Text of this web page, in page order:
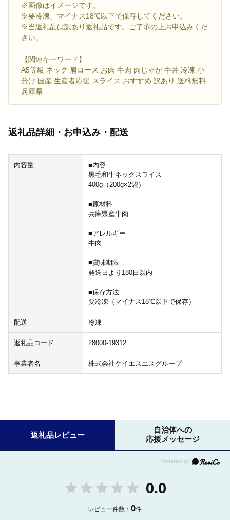
※画像はイメージです。
※要冷凍、マイナス18℃以下で保存してください。
※当返礼品は訳あり返礼品です。ご了承の上お申込みくだ
さい。
【関連キーワード】
A5等級 ネック 肩ロース お肉 牛肉 肉じゃが 牛丼 冷凍 小
分け 国産 生産者応援 スライス おすすめ 訳あり 送料無料
兵庫県
返礼品詳細・お申込み・配送
内容量
■内容
黒毛和牛ネックスライス
400g（200g×2袋）
■原材料
兵庫県産牛肉
■アレルギー
牛肉
■賞味期限
発送日より180日以内
■保存方法
要冷凍（マイナス18℃以下で保存）
配送 冷凍
返礼品コード 28000-19312
事業者名 株式会社ケイエスエスグループ
返礼品レビュー
自治体への
応援メッセージ
0.0
レビュー件数：0件